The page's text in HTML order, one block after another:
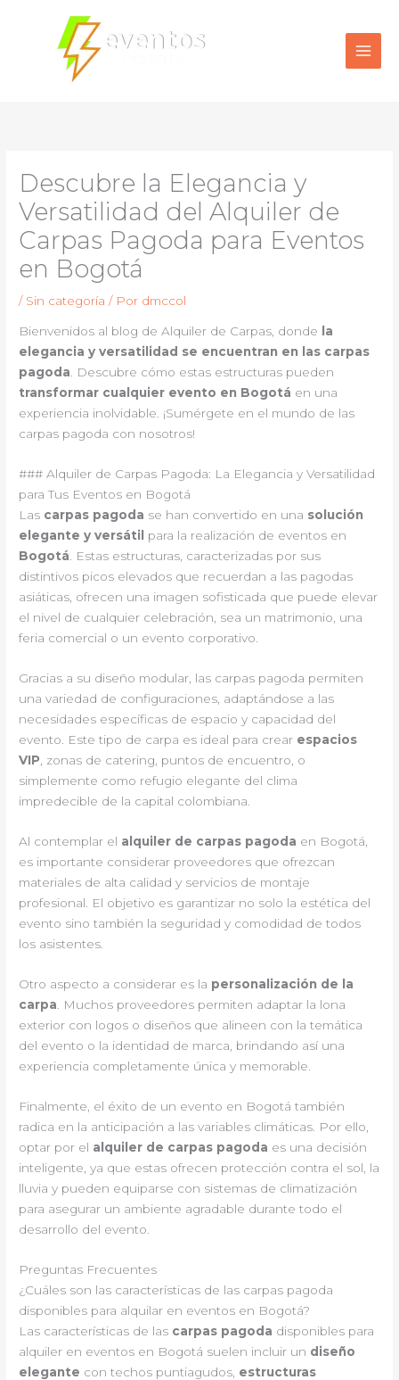
contenido
Descubre la Elegancia y
Versatilidad del Alquiler de
Carpas Pagoda para Eventos
en Bogotá
/ Sin categoría / Por dmccol
Bienvenidos al blog de Alquiler de Carpas, donde
la
elegancia y versatilidad se encuentran en las carpas
pagoda. Descubre cómo estas estructuras pueden
transformar cualquier evento en Bogotá en una
experiencia inolvidable. ¡Sumérgete en el mundo de las
carpas pagoda con nosotros!
### Alquiler de Carpas Pagoda: La Elegancia y Versatilidad
para Tus Eventos en Bogotá
Las carpas pagoda se han convertido en una solución
elegante y versátil
para la realización de eventos en
Bogotá . Estas estructuras, caracterizadas por sus
distintivos picos elevados que recuerdan a las pagodas
asiáticas, ofrecen una imagen sofisticada que puede elevar
el nivel de cualquier celebración, sea un matrimonio, una
feria comercial o un evento corporativo.
Gracias a su diseño modular, las carpas pagoda permiten
una variedad de configuraciones, adaptándose a las
necesidades específicas de espacio y capacidad del
evento. Este tipo de carpa es ideal para crear espacios
VIP , zonas de catering, puntos de encuentro, o
simplemente como refugio elegante del clima
impredecible de la capital colombiana.
Al contemplar el alquiler de carpas pagoda en Bogotá,
es importante considerar proveedores que ofrezcan
materiales de alta calidad y servicios de montaje
profesional. El objetivo es garantizar no solo la estética del
evento sino también la seguridad y comodidad de todos
los asistentes.
Otro aspecto a considerar es la personalización de la
carpa . Muchos proveedores permiten adaptar la lona
exterior con logos o diseños que alineen con la temática
del evento o la identidad de marca, brindando así una
experiencia completamente única y memorable.
Finalmente, el éxito de un evento en Bogotá también
radica en la anticipación a las variables climáticas. Por ello,
optar por el alquiler de carpas pagoda es una decisión
inteligente, ya que estas ofrecen protección contra el sol, la
lluvia y pueden equiparse con sistemas de climatización
para asegurar un ambiente agradable durante todo el
desarrollo del evento.
Preguntas Frecuentes
¿Cuáles son las características de las carpas pagoda
disponibles para alquilar en eventos en Bogotá?
Las características de las carpas pagoda disponibles para
alquiler en eventos en Bogotá suelen incluir un diseño
elegante con techos puntiagudos, estructuras